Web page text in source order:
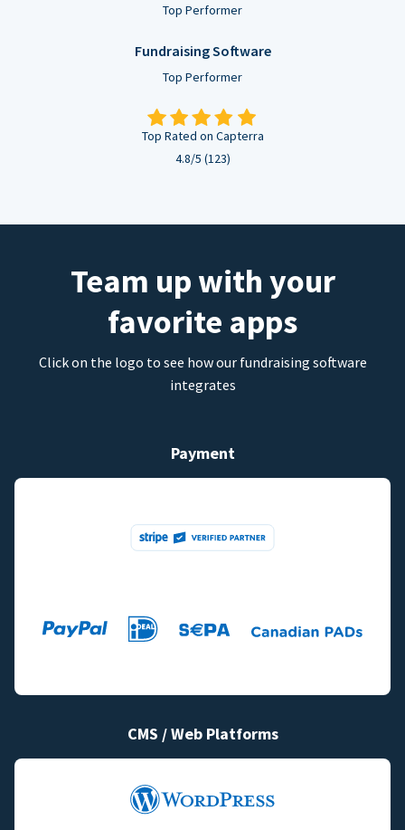
Top Performer
Fundraising Software
Top Performer
Top Rated on Capterra
4.8/5 (123)
Team up with your
favorite apps
Click on the logo to see how our fundraising software
integrates
Payment
CMS / Web Platforms